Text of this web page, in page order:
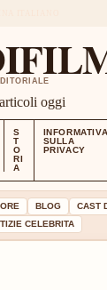
oggi
S
T
O
RI
A
INFORMATIVA
SULLA
PRIVACY
BLOG CAST
CELEBRITA